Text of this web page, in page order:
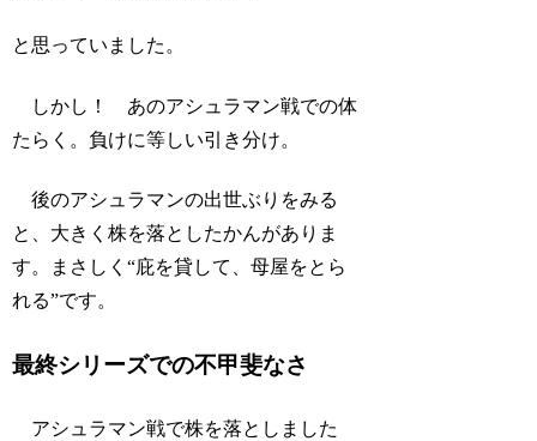
と思っていました。
しかし！ あのアシュラマン戦での体
たらく。負けに等しい引き分け。
後のアシュラマンの出世ぶりをみる
と、大きく株を落としたかんがありま
す。まさしく“庇を貸して、母屋をとら
れる”です。
最終シリーズでの不甲斐なさ
アシュラマン戦で株を落としました